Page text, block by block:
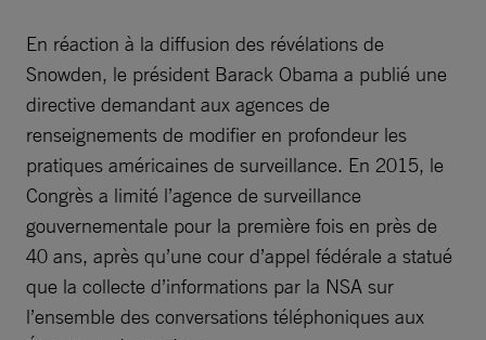
En réaction à la diffusion des révélations de
Snowden, le président Barack Obama a publié une
directive demandant aux agences de
renseignements de modifier en profondeur les
pratiques américaines de surveillance. En 2015, le
Congrès a limité l’agence de surveillance
gouvernementale pour la première fois en près de
40 ans, après qu’une cour d’appel fédérale a statué
que la collecte d’informations par la NSA sur
l’ensemble des conversations téléphoniques aux